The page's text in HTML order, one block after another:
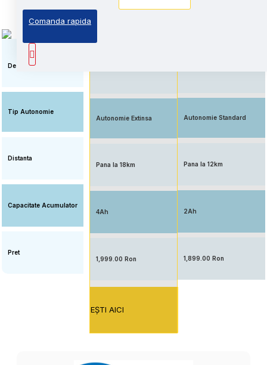
Comanda rapida
Descriere
Tip Autonomie
Distanta
Capacitate Acumulator
Pret
Stoc Epuizat
Autonomie extinsa, prin
Autonomie Extinsa
Pana la 18km
4Ah
1,999.00 Ron
EŞTI AICI
Stoc Epuizat
Autonomie Standard
Pana la 12km
2Ah
1,899.00 Ron